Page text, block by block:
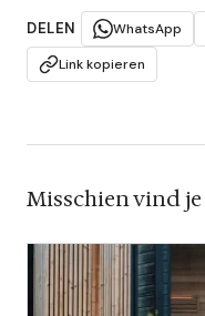
DELEN WhatsApp
Link kopieren
Misschien vind